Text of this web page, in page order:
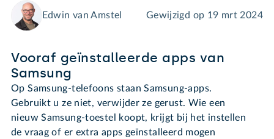
Edwin van Amstel Gewijzigd op 19 mrt 2024
Vooraf geïnstalleerde apps van
Samsung
Op Samsung-telefoons staan Samsung-apps.
Gebruikt u ze niet, verwijder ze gerust. Wie een
nieuw Samsung-toestel koopt, krijgt bij het instellen
de vraag of er extra apps geïnstalleerd mogen